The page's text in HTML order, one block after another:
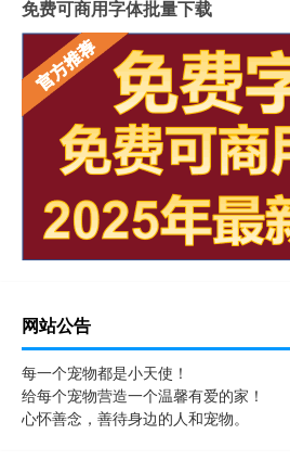
免费可商用字体批量下载
网站公告
每一个宠物都是小天使！
给每个宠物营造一个温馨有爱的家！
心怀善念，善待身边的人和宠物。